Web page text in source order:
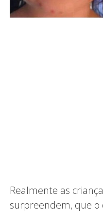
Realmente as
surpreendem, que o